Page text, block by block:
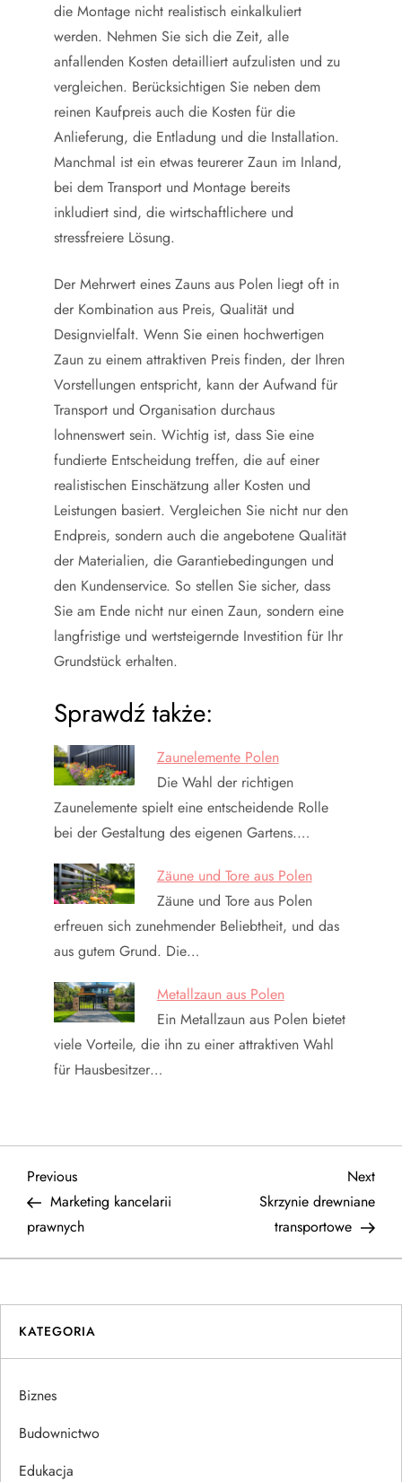
die Montage nicht realistisch einkalkuliert
werden. Nehmen Sie sich die Zeit, alle
anfallenden Kosten detailliert aufzulisten und zu
vergleichen. Berücksichtigen Sie neben dem
reinen Kaufpreis auch die Kosten für die
Anlieferung, die Entladung und die Installation.
Manchmal ist ein etwas teurerer Zaun im Inland,
bei dem Transport und Montage bereits
inkludiert sind, die wirtschaftlichere und
stressfreiere Lösung.
Der Mehrwert eines Zauns aus Polen liegt oft in
der Kombination aus Preis, Qualität und
Designvielfalt. Wenn Sie einen hochwertigen
Zaun zu einem attraktiven Preis finden, der Ihren
Vorstellungen entspricht, kann der Aufwand für
Transport und Organisation durchaus
lohnenswert sein. Wichtig ist, dass Sie eine
fundierte Entscheidung treffen, die auf einer
realistischen Einschätzung aller Kosten und
Leistungen basiert. Vergleichen Sie nicht nur den
Endpreis, sondern auch die angebotene Qualität
der Materialien, die Garantiebedingungen und
den Kundenservice. So stellen Sie sicher, dass
Sie am Ende nicht nur einen Zaun, sondern eine
langfristige und wertsteigernde Investition für Ihr
Grundstück erhalten.
Sprawdź także:
Zaunelemente Polen
Die Wahl der richtigen
Zaunelemente spielt eine entscheidende Rolle
bei der Gestaltung des eigenen Gartens.…
Zäune und Tore aus Polen
Zäune und Tore aus Polen
erfreuen sich zunehmender Beliebtheit, und das
aus gutem Grund. Die…
Metallzaun aus Polen
Ein Metallzaun aus Polen bietet
viele Vorteile, die ihn zu einer attraktiven Wahl
für Hausbesitzer…
N
a
w
i
g
a
c
Previous
Post
Previous
Marketing kancelarii
prawnych
Next
Post
Next
Skrzynie drewniane
transportowe
KATEGORIA
Biznes
Budownictwo
Edukacja